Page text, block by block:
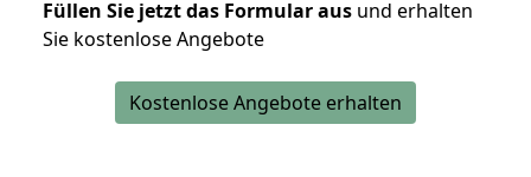
Füllen Sie jetzt das Formular aus und erhalten
Sie kostenlose Angebote
Kostenlose Angebote erhalten